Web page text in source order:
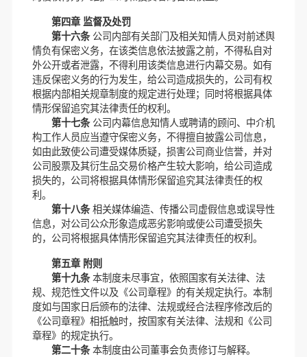
第四章 监督及处罚
第十六条公司内部有关部门及相关知情人员对前述舆
情负有保密义务，在该类信息依法披露之前，不得私自对
外公开或者泄露，不得利用该类信息进行内幕交易。如有
违反保密义务的行为发生，给公司造成损失的，公司有权
根据内部相关规章制度的规定进行处理；同时将根据具体
情形保留追究其法律责任的权利。
第十七条公司内幕信息知情人或聘请的顾问、中介机
构工作人员应当遵守保密义务，不得擅自披露公司信息，
如由此致使公司遭受媒体质疑，损害公司商业信誉，并对
公司股票及其衍生品交易价格产生较大影响，给公司造成
损失的，公司将根据具体情形保留追究其法律责任的权
利。
第十八条相关媒体编造、传播公司虚假信息或误导性
信息，对公司公众形象造成恶劣影响或使公司遭受损失
的，公司将根据具体情形保留追究其法律责任的权利。
第五章 附则
第十九条本制度未尽事宜，依照国家有关法律、法
规、规范性文件以及《公司章程》的有关规定执行。本制
度如与国家日后颁布的法律、法规或经合法程序修改后的
《公司章程》相抵触时，按国家有关法律、法规和《公司
章程》的规定执行。
第二十条本制度由公司董事会负责修订与解释。